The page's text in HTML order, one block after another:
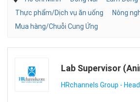
Thực phẩm/Dịch vụ ăn uống
Nông
Mua hàng/Chuỗi Cung Ứng
Lab Supervisor
HRchannels Group -